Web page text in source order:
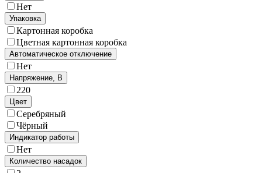
Нет
Упаковка
Картонная коробка
Цветная картонная коробка
Автоматическое отключение
Нет
Напряжение, В
220
Цвет
Серебряный
Чёрный
Индикатор работы
Нет
Количество насадок